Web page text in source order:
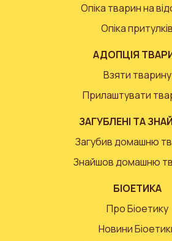
Опіка тварин на
Опіка притулків
АДОПЦІЯ
Взяти тварину
Прилаштувати
ЗАГУБЛЕНІ ТА
Загубив домашню
Знайшов домашню
БІОЕТИКА
Про Біоетику
Новини